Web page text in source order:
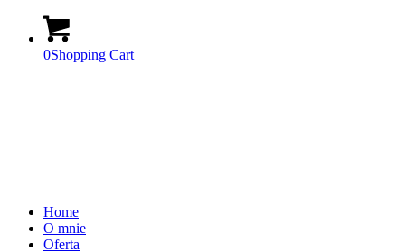
0Shopping Cart
Home
O mnie
Oferta